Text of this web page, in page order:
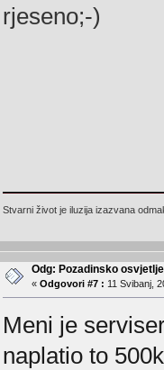
rjeseno;-)
Stvarni život je iluzija izazvana
Odg: Pozadinsko
« Odgovori #7 : 11 Svibanj,
Meni je
naplatio to